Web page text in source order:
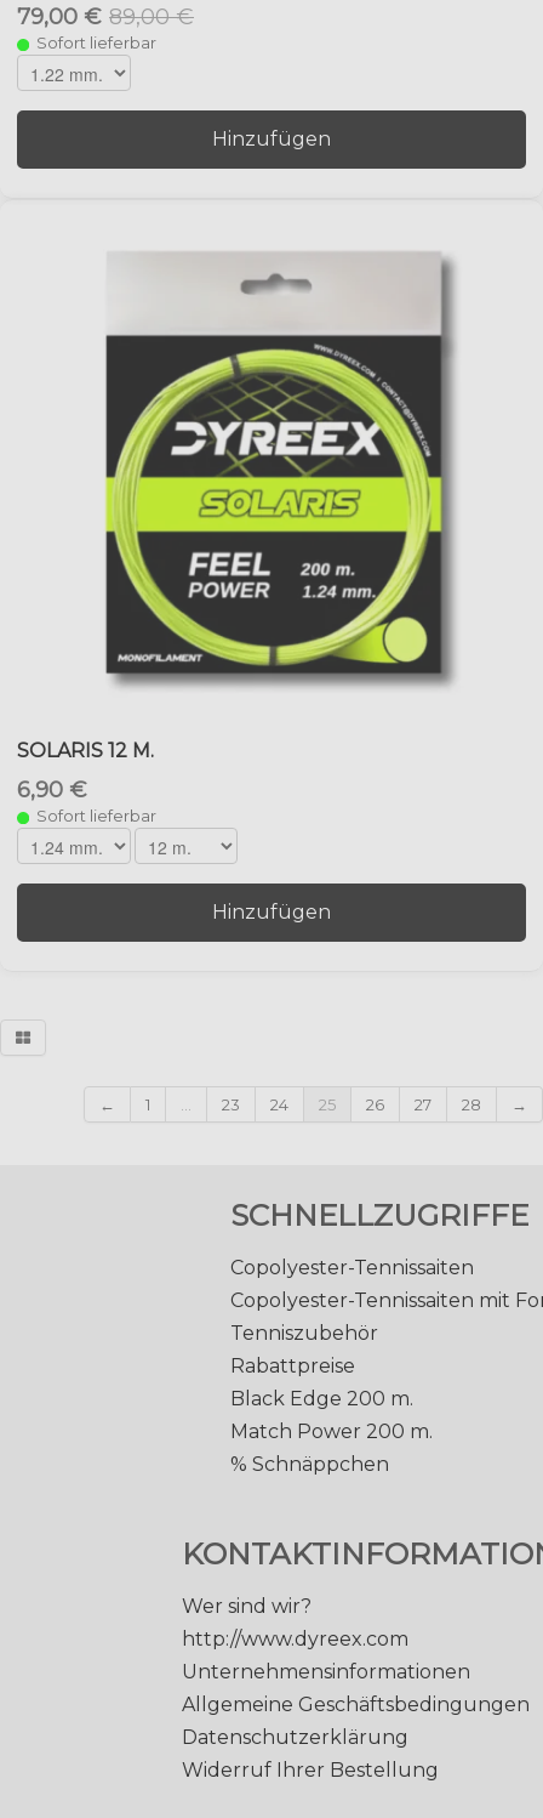
79,00 € 89,00 €
Sofort lieferbar
Hinzufügen
SOLARIS 12 M.
6,90 €
Sofort lieferbar
Hinzufügen
← 1 ... 23 24 25 26 27 28 →
SCHNELLZUGRIFFE
Copolyester-Tennissaiten
Copolyester-Tennissaiten mit
Tenniszubehör
Rabattpreise
Black Edge 200 m.
Match Power 200 m.
% Schnäppchen
Wer sind wir?
http://www.dyreex.com
Unternehmensinformationen
Allgemeine Geschäftsbedingungen
Datenschutzerklärung
Widerruf Ihrer Bestellung